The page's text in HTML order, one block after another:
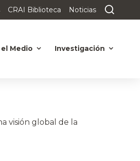
CRAI Biblioteca Noticias
Medio Investigación